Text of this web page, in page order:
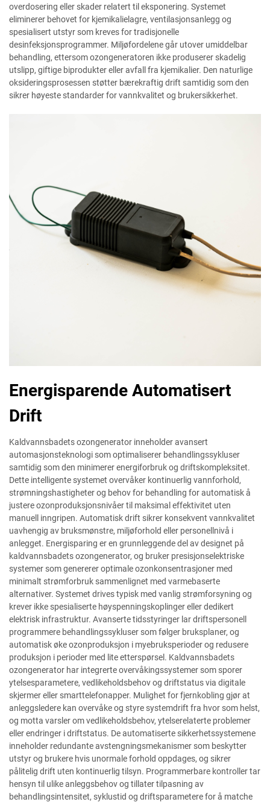
overdosering eller skader relatert til eksponering. Systemet
eliminerer behovet for kjemikalielagre, ventilasjonsanlegg og
spesialisert utstyr som kreves for tradisjonelle
desinfeksjonsprogrammer. Miljøfordelene går utover umiddelbar
behandling, ettersom ozongeneratoren ikke produserer skadelig
utslipp, giftige biprodukter eller avfall fra kjemikalier. Den naturlige
oksideringsprosessen støtter bærekraftig drift samtidig som den
sikrer høyeste standarder for vannkvalitet og brukersikkerhet.
Energisparende Automatisert
Drift
Kaldvannsbadets ozongenerator inneholder avansert
automasjonsteknologi som optimaliserer behandlingssykluser
samtidig som den minimerer energiforbruk og driftskompleksitet.
Dette intelligente systemet overvåker kontinuerlig vannforhold,
strømningshastigheter og behov for behandling for automatisk å
justere ozonproduksjonsnivåer til maksimal effektivitet uten
manuell inngripen. Automatisk drift sikrer konsekvent vannkvalitet
uavhengig av bruksmønstre, miljøforhold eller personellnivå i
anlegget. Energisparing er en grunnleggende del av designet på
kaldvannsbadets ozongenerator, og bruker presisjonselektriske
systemer som genererer optimale ozonkonsentrasjoner med
minimalt strømforbruk sammenlignet med varmebaserte
alternativer. Systemet drives typisk med vanlig strømforsyning og
krever ikke spesialiserte høyspenningskoplinger eller dedikert
elektrisk infrastruktur. Avanserte tidsstyringer lar driftspersonell
programmere behandlingssykluser som følger bruksplaner, og
automatisk øke ozonproduksjon i myebruksperioder og redusere
produksjon i perioder med lite etterspørsel. Kaldvannsbadets
ozongenerator har integrerte overvåkingssystemer som sporer
ytelsesparametere, vedlikeholdsbehov og driftstatus via digitale
skjermer eller smarttelefonapper. Mulighet for fjernkobling gjør at
anleggsledere kan overvåke og styre systemdrift fra hvor som helst,
og motta varsler om vedlikeholdsbehov, ytelserelaterte problemer
eller endringer i driftstatus. De automatiserte sikkerhetssystemene
inneholder redundante avstengningsmekanismer som beskytter
utstyr og brukere hvis unormale forhold oppdages, og sikrer
pålitelig drift uten kontinuerlig tilsyn. Programmerbare kontroller tar
hensyn til ulike anleggsbehov og tillater tilpasning av
behandlingsintensitet, syklustid og driftsparametere for å matche